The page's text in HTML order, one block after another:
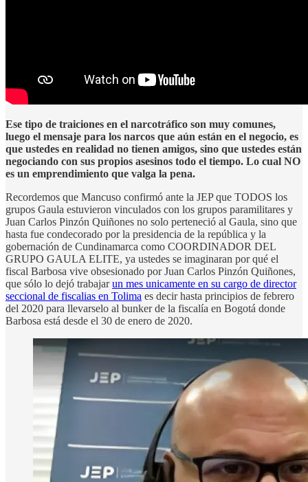
Ese tipo de traiciones en el narcotráfico son muy comunes,
luego el mensaje para los narcos que aún están en el negocio, es
que ustedes en realidad no tienen amigos, sino que ustedes están
negociando con sus propios asesinos todo el tiempo. Lo cual NO
es un emprendimiento que valga la pena.
Recordemos que Mancuso confirmó ante la JEP que TODOS los
grupos Gaula estuvieron vinculados con los grupos paramilitares y
Juan Carlos Pinzón Quiñones no solo perteneció al Gaula, sino que
hasta fue condecorado por la presidencia de la república y la
gobernación de Cundinamarca como COORDINADOR DEL
GRUPO GAULA ELITE, ya ustedes se imaginaran por qué el
fiscal Barbosa vive obsesionado por Juan Carlos Pinzón Quiñones,
que sólo lo dejó trabajarun mes unicamente en su cargo de director
seccional de fiscalias en Tolima es decir hasta principios de febrero
del 2020 para llevarselo al bunker de la fiscalía en Bogotá donde
Barbosa está desde el 30 de enero de 2020.